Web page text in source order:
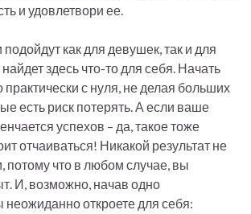
и удовлетвори ее.
как для девушек, так и для
здесь что-то для себя. Начать
с нуля, не делая больших
есть риск потерять. А если ваше
успехов – да, такое тоже
отчаиваться! Никакой результат не
потому что в любом случае, вы
И, возможно, начав одно
откроете для себя: